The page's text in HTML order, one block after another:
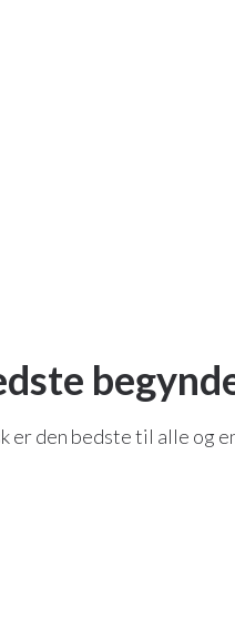
er den bedste til alle